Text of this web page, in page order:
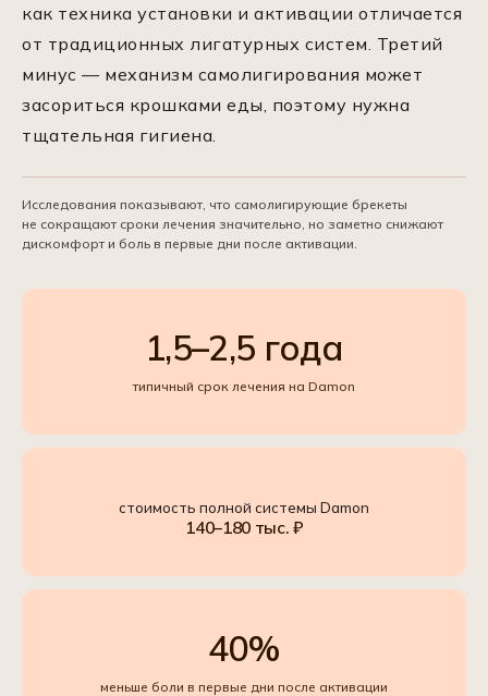
как техника установки и активации отличается
от традиционных лигатурных систем. Третий
минус — механизм самолигирования может
засориться крошками еды, поэтому нужна
тщательная гигиена.
Исследования показывают, что самолигирующие брекеты
не сокращают сроки лечения значительно, но заметно снижают
дискомфорт и боль в первые дни после активации.
1,5–2,5 года
типичный срок лечения на Damon
стоимость полной системы Damon
140–180 тыс. ₽
40%
меньше боли в первые дни после активации